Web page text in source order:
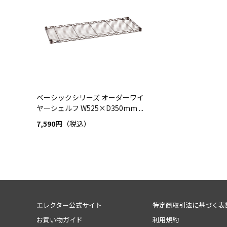
ベーシックシリーズ オーダーワイ
ヤーシェルフ W525×D350mm ...
7,590円 （税込）
エレクター公式サイト
お買い物ガイド
特定商取引法に基づく表
利用規約